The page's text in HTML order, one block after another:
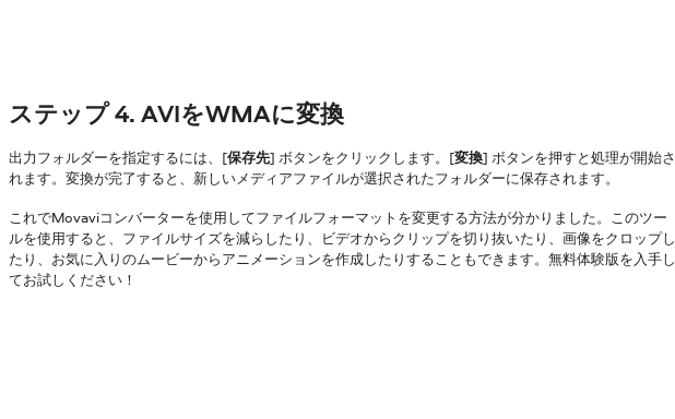
ステップ 4. AVIをWMAに変換
出力フォルダーを指定するには、[保存先] ボタンをクリックします。[変換] ボタンを押すと処理が開始さ
れます。変換が完了すると、新しいメディアファイルが選択されたフォルダーに保存されます。
これでMovaviコンバーターを使用してファイルフォーマットを変更する方法が分かりました。このツー
ルを使用すると、ファイルサイズを減らしたり、ビデオからクリップを切り抜いたり、画像をクロップし
たり、お気に入りのムービーからアニメーションを作成したりすることもできます。無料体験版を入手し
てお試しください！